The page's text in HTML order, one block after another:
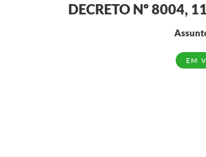
DECRETO Nº 8004,
EM